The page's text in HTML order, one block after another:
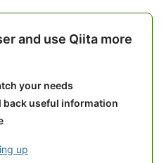
and use Qiita more
your needs
back useful information
up